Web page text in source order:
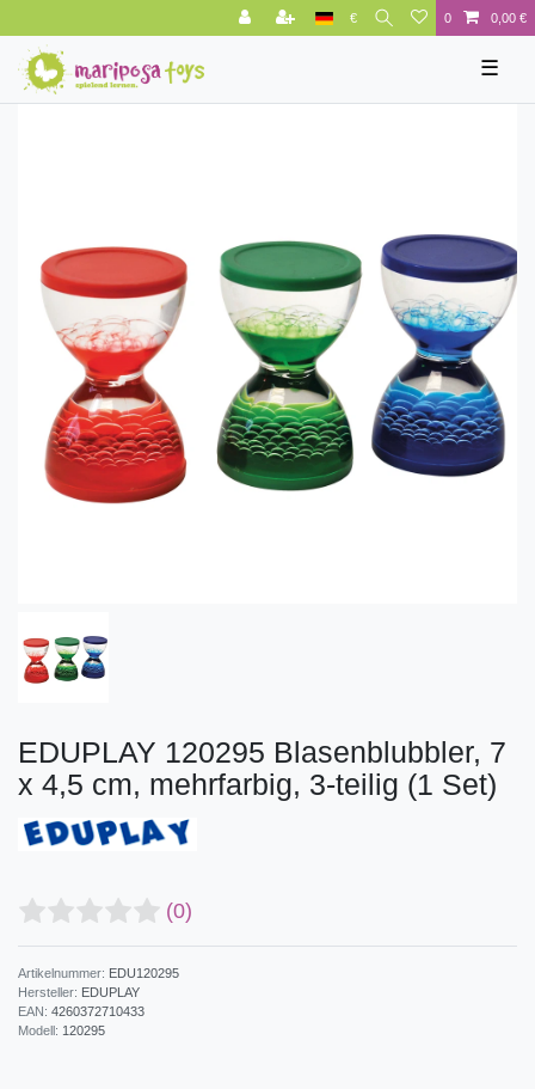
€ 0 0,00 €
☰
EDUPLAY 120295 Blasenblubbler, 7
x 4,5 cm, mehrfarbig, 3-teilig (1 Set)
(0)
Artikelnummer: EDU120295
Hersteller: EDUPLAY
EAN: 4260372710433
Modell: 120295